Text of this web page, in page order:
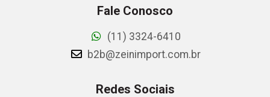
Fale Conosco
(11) 3324-6410
b2b@zeinimport.com.br
Redes Sociais